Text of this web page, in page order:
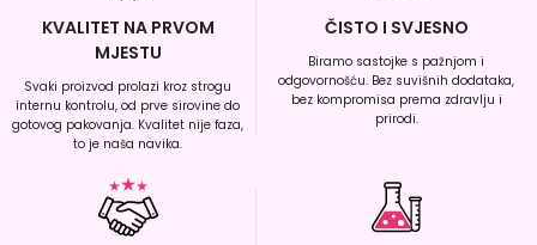
KVALITET NA PRVOM
MJESTU
Svaki proizvod prolazi kroz strogu
internu kontrolu, od prve sirovine do
gotovog pakovanja. Kvalitet nije faza,
to je naša navika.
ČISTO I SVJESNO
Biramo sastojke s pažnjom i
odgovornošću. Bez suvišnih dodataka,
bez kompromisa prema zdravlju i
prirodi.